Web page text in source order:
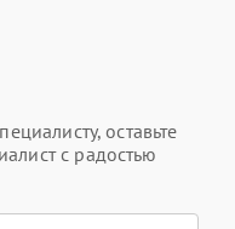
оставьте
с радостью